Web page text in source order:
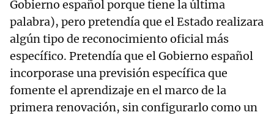
Gobierno español porque tiene la última
palabra), pero pretendía que el Estado realizara
algún tipo de reconocimiento oficial más
específico. Pretendía que el Gobierno español
incorporase una previsión específica que
fomente el aprendizaje en el marco de la
primera renovación, sin configurarlo como un